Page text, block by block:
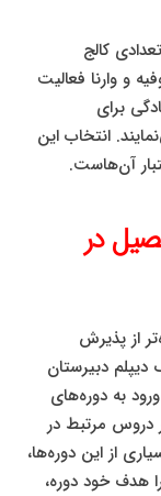
کالج
و وارنا فعالیت
برای
انتخاب این
آن‌هاست.
در
از پذیرش
دبیرستان
ورود به دوره‌های
مرتبط در
از این دوره‌ها،
هدف خود دوره،